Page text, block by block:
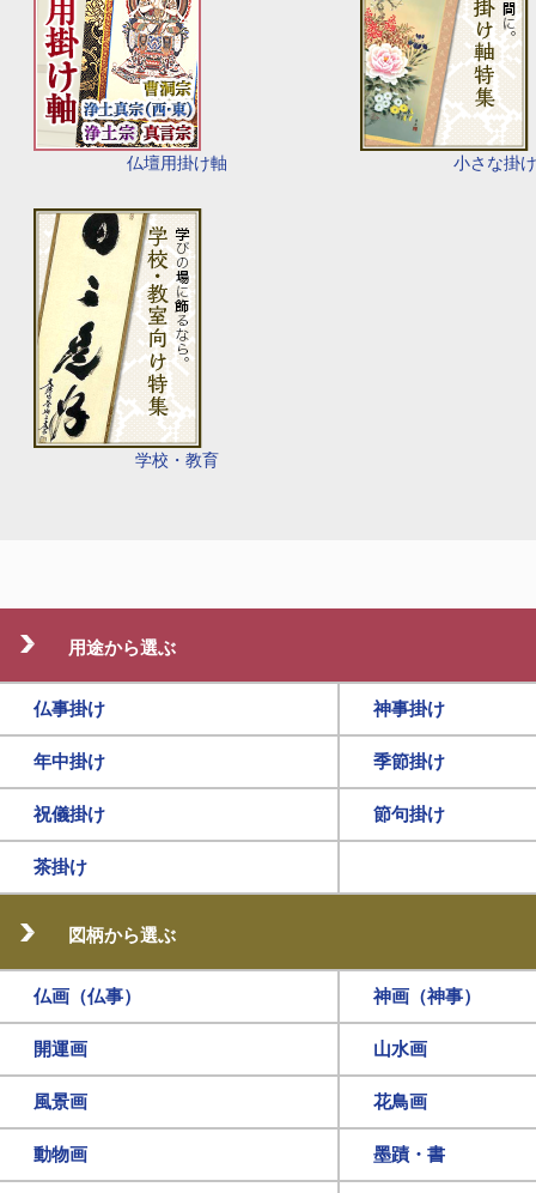
仏壇用掛け軸 小さな掛
学校・教育
用途から選ぶ
仏事掛け 神事掛け
年中掛け 季節掛け
祝儀掛け 節句掛け
茶掛け
図柄から選ぶ
仏画（仏事） 神画（神事）
開運画 山水画
風景画 花鳥画
動物画 墨蹟・書